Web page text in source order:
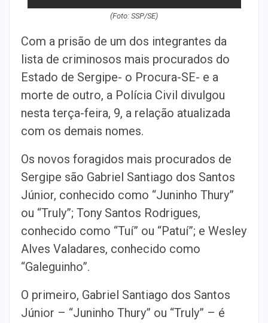
(Foto: SSP/SE)
Com a prisão de um dos integrantes da
lista de criminosos mais procurados do
Estado de Sergipe- o Procura-SE- e a
morte de outro, a Polícia Civil divulgou
nesta terça-feira, 9, a relação atualizada
com os demais nomes.
Os novos foragidos mais procurados de
Sergipe são Gabriel Santiago dos Santos
Júnior, conhecido como “Juninho Thury”
ou “Truly”; Tony Santos Rodrigues,
conhecido como “Tuí” ou “Patuí”; e Wesley
Alves Valadares, conhecido como
“Galeguinho”.
O primeiro, Gabriel Santiago dos Santos
Júnior – “Juninho Thury” ou “Truly” – é